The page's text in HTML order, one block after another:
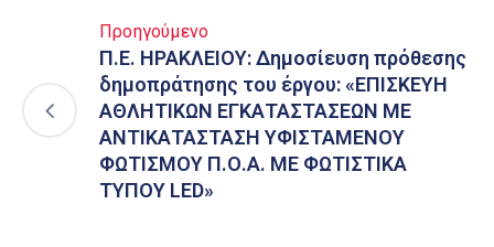
Προηγούμενο
Π.Ε. ΗΡΑΚΛΕΙΟΥ: Δημοσίευση πρόθεσης
δημοπράτησης του έργου: «ΕΠΙΣΚΕΥΗ
ΑΘΛΗΤΙΚΩΝ ΕΓΚΑΤΑΣΤΑΣΕΩΝ ΜΕ
ΑΝΤΙΚΑΤΑΣΤΑΣΗ ΥΦΙΣΤΑΜΕΝΟΥ
ΦΩΤΙΣΜΟΥ Π.Ο.Α. ΜΕ ΦΩΤΙΣΤΙΚΑ
ΤΥΠΟΥ LED»